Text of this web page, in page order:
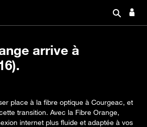
arrive à
place à la fibre optique à Courgeac, et
transition. Avec la Fibre Orange,
internet plus fluide et adaptée à vos